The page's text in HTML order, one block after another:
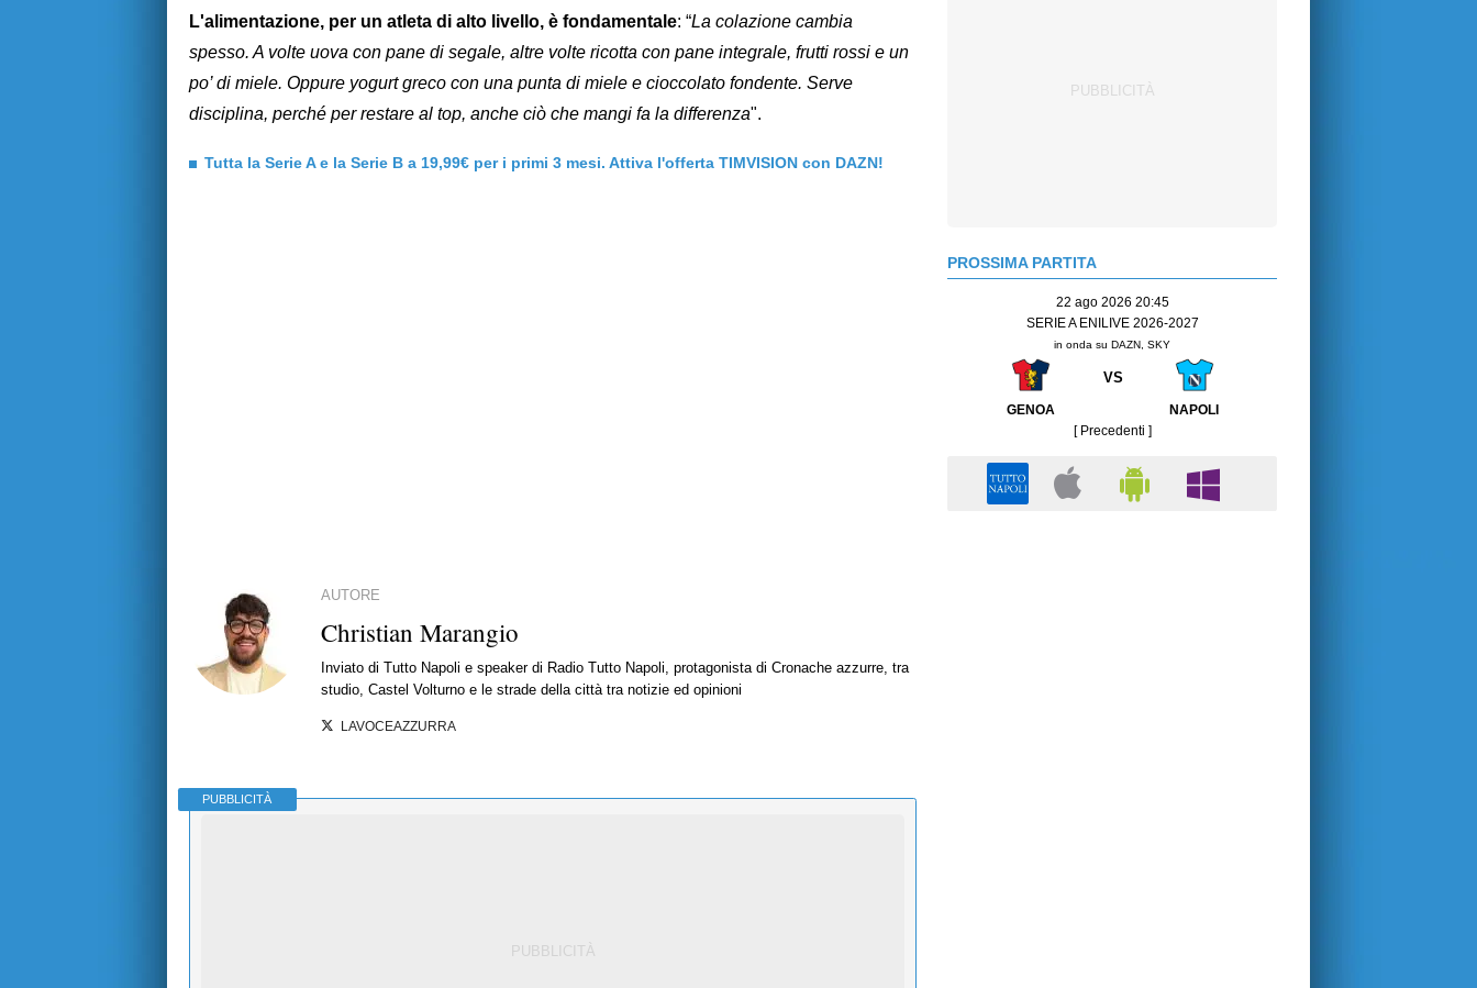
L'alimentazione, per un atleta di alto livello, è fondamentale: “La colazione cambia
spesso. A volte uova con pane di segale, altre volte ricotta con pane integrale, frutti rossi e un
po’ di miele. Oppure yogurt greco con una punta di miele e cioccolato fondente. Serve
disciplina, perché per restare al top, anche ciò che mangi fa la differenza".
Tutta la Serie A e la Serie B a 19,99€ per i primi 3 mesi. Attiva l'offerta TIMVISION con DAZN!
AUTORE
Christian Marangio
Inviato di Tutto Napoli e speaker di Radio Tutto Napoli, protagonista di Cronache azzurre, tra
studio, Castel Volturno e le strade della città tra notizie ed opinioni
LAVOCEAZZURRA
PUBBLICITÀ
PROSSIMA PARTITA
22 ago 2026 20:45
SERIE A ENILIVE 2026-2027
in onda su DAZN, SKY
VS
GENOA
NAPOLI
[ Precedenti ]